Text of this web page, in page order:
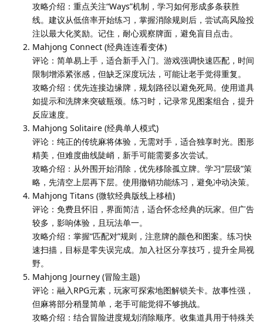
攻略介绍：重点关注“Ways”机制，学习如何形成多条获胜
线。建议从低倍率开始练习，掌握消除规则后，尝试高风险投
注以最大化奖励。记住，耐心观察牌面，避免盲目点击。
Mahjong Connect (经典连连看变体)
评论：简单易上手，适合新手入门。游戏强调快速匹配，时间
限制增添紧张感，但缺乏深度玩法，可能让老手觉得重复。
攻略介绍：优先连接边缘牌，规划路径以避免死局。使用道具
如提示和洗牌来突破瓶颈。练习时，记录常见图案组合，提升
反应速度。
Mahjong Solitaire (经典单人模式)
评论：纯正的传统麻将体验，无需对手，适合独享时光。图形
精美，但难度曲线陡峭，新手可能需要多次尝试。
攻略介绍：从外围开始消除，优先移除孤立牌。学习“层级”策
略，先清空上层再下层。使用撤销功能练习，避免冲动决策。
Mahjong Titans (微软经典版线上移植)
评论：免费且怀旧，界面简洁，适合怀念经典的玩家。但广告
较多，影响体验，且玩法单一。
攻略介绍：掌握“匹配对”规则，注意牌的颜色和图案。练习快
速扫描，目标是零失误完成。加入社区分享技巧，提升全局视
野。
Mahjong Journey (冒险主题)
评论：融入RPG元素，玩家可探索地图解锁关卡。故事性强，
但麻将部分稍显简单，老手可能觉得不够挑战。
攻略介绍：结合冒险进度规划消除顺序。收集道具用于特殊关